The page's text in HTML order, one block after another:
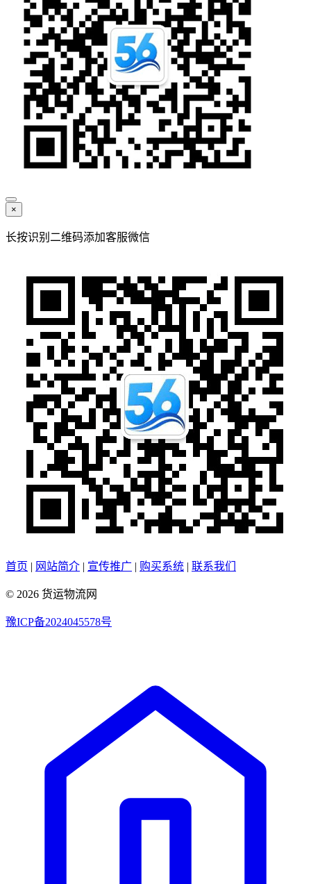
×
长按识别二维码添加客服微信
首页 | 网站简介 | 宣传推广 | 购买系统 | 联系我们
© 2026 货运物流网
豫ICP备2024045578号